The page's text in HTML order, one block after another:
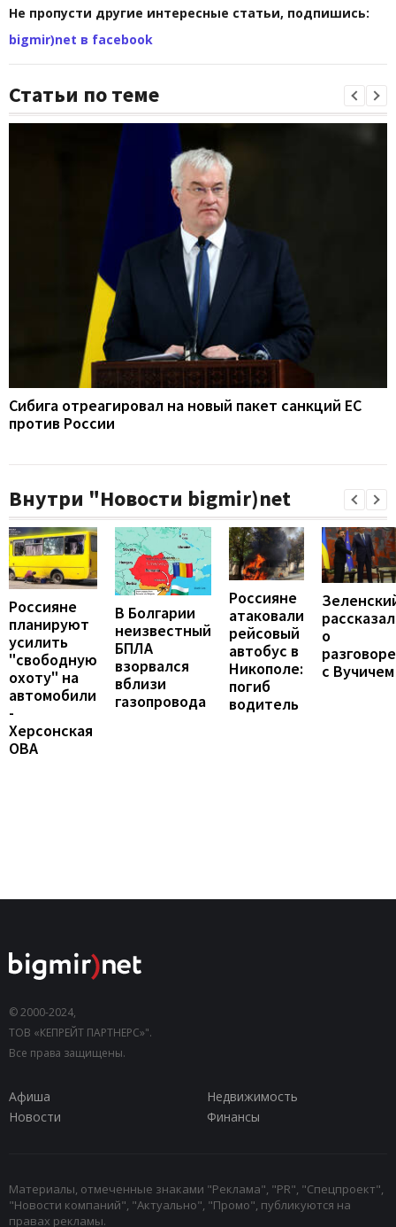
Не пропусти другие интересные статьи, подпишись:
bigmir)net в facebook
Статьи по теме
Сибига отреагировал на новый пакет санкций ЕС
против России
Внутри "Новости bigmir)net
Россияне
планируют
усилить
"свободную
охоту" на
автомобили
-
Херсонская
ОВА
В Болгарии
неизвестный
БПЛА
взорвался
вблизи
газопровода
Россияне
атаковали
рейсовый
автобус в
Никополе:
погиб
водитель
рассказал
о
разговоре
с Вучичем
© 2000-2024,
ТОВ «КЕПРЕЙТ ПАРТНЕРС»".
Все права защищены.
Афиша
Недвижимость
Новости
Финансы
Материалы, отмеченные знаками "Реклама", "PR", "Спецпроект",
"Новости компаний", "Актуально", "Промо", публикуются на
правах рекламы.